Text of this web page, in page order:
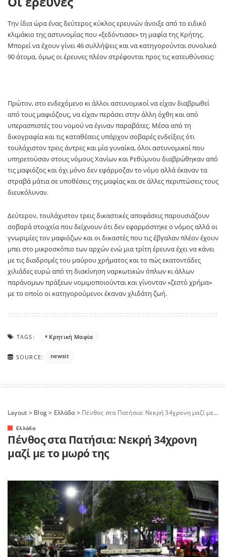
Την ίδια ώρα ένας δεύτερος κύκλος ερευνών άνοιξε από το ειδικό
κλιμάκιο της αστυνομίας που «ξεδόντιασε» τη μαφία της Κρήτης.
Μπορεί να έχουν γίνει 46 συλλήψεις και να κατηγορούνται συνολικά
90 άτομα, όμως οι έρευνες πλέον στρέφονται προς τις κατευθύνσεις:
Πρώτον, στο ενδεχόμενο κι άλλοι αστυνομικοί να είχαν διαβρωθεί
από τους μαφιόζους, να είχαν περάσει στην άλλη όχθη και από
υπερασπιστές του νομού να έγιναν παραβάτες. Μέσα από τη
δικογραφία και τις καταθέσεις υπάρχον σοβαρές ενδείξεις ότι
τουλάχιστον τρεις άντρες και μία γυναίκα, όλοι αστυνομικοί που
υπηρετούσαν στους νόμους Χανίων και Ρεθύμνου διαβρώθηκαν από
τις μαφιόζος και όχι μόνο δεν εφάρμοζαν το νόμο αλλά έκαναν τα
στραβά μάτια σε υποθέσεις της μαφίας και σε άλλες περιπτώσεις τους
διευκόλυναν.
Δεύτερον, τουλάχιστον τρεις δικαστικές αποφάσεις παρουσιάζουν
σοβαρά στοιχεία που δείχνουν ότι δεν εφαρμόστηκε ο νόμος αλλά οι
γνωριμίες τον μαφιόζων και οι δικαστές που τις έβγαλαν πλέον έχουν
μπει στο μικροσκόπιο των αρχών ενώ μια τρίτη έρευνα έχει να κάνει
με τις διαδρομές του μαύρου χρήματος και το πώς εκατοντάδες
χιλιάδες ευρώ από τη διακίνηση ναρκωτικών όπλων κι άλλων
παράνομων πράξεων νομιμοποιούνται και γίνονταν «ζεστό χρήμα»
με το οποίο οι κατηγορούμενοι έκαναν χλιδάτη ζωή.
TAGS: Κρητική Μαφία
SOURCE: newsit
Layout > Blog> Ελλάδα> Πένθος στα Πατήσια: Νεκρή 34χρονη μαζί με το μωρό της
Ελλάδα
Πένθος στα Πατήσια: Νεκρή 34χρονη
μαζί με το μωρό της